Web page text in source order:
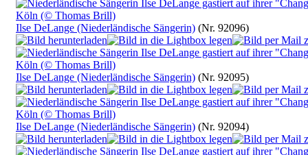
Ilse DeLange (Niederländische Sängerin) (Nr. 92096)
Ilse DeLange (Niederländische Sängerin) (Nr. 92095)
Ilse DeLange (Niederländische Sängerin) (Nr. 92094)